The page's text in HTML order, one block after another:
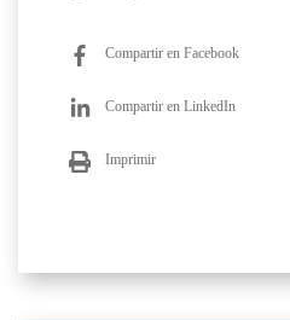
Compartir en Facebook
Compartir en LinkedIn
Imprimir